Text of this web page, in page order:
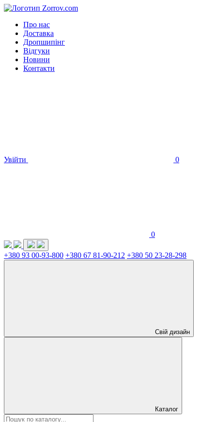
Про нас
Доставка
Дропшипінг
Відгуки
Новини
Контакти
Увійти 0
0
+380 93 00-93-800 +380 67 81-90-212 +380 50 23-28-298
Свій дизайн
Каталог